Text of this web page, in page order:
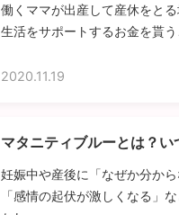
働くママが出産して産休をと
生活をサポートするお金を貰
2020.11.19
マタニティブルーとは？
妊娠中や産後に「なぜか分か
「感情の起伏が激しくなる」